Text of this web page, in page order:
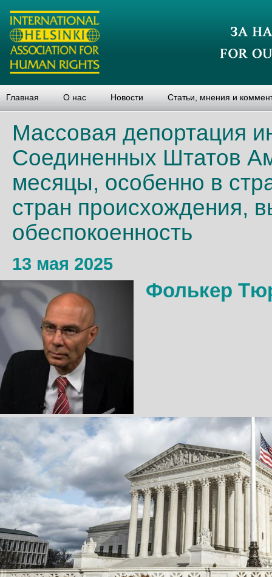
Главная О нас Новости Статьи, мнения и
Массовая депортация
Соединенных Штатов
месяцы, особенно в
стран происхождения,
обеспокоенность
13 мая 2025
Фолькер